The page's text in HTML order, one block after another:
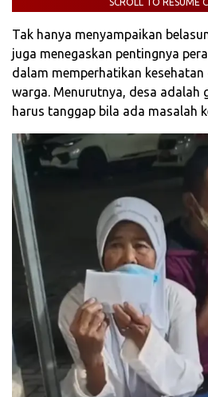
SCROLL TO RESUME
Tak hanya menyampaikan
juga menegaskan pentingnya
dalam memperhatikan kesehatan
warga. Menurutnya, desa adalah
harus tanggap bila ada masalah